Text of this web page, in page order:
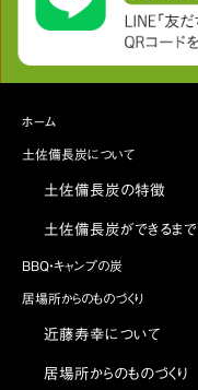
ホーム
土佐備長炭について
土佐備長炭の特徴
土佐備長炭ができるまで
BBQ・キャンプの炭
居場所からのものづくり
近藤寿幸について
居場所からのものづくり